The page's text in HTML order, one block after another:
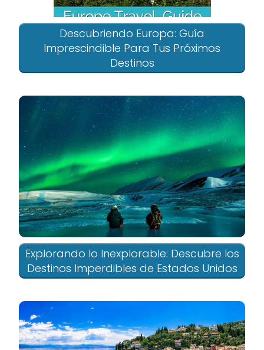
Descubriendo Europa: Guía
Imprescindible Para Tus Próximos
Destinos
Explorando lo Inexplorable: Descubre los
Destinos Imperdibles de Estados Unidos